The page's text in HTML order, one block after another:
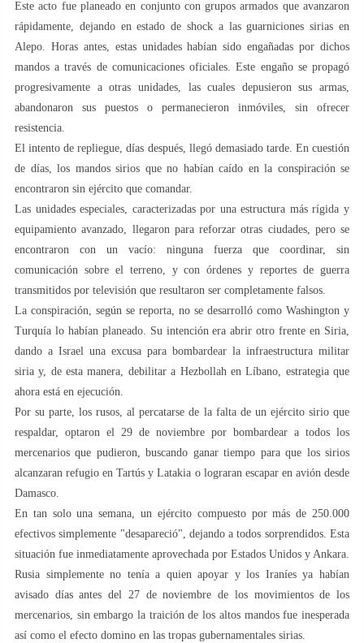
Este acto fue planeado en conjunto con grupos armados que avanzaron
rápidamente, dejando en estado de shock a las guarniciones sirias en
Alepo. Horas antes, estas unidades habían sido engañadas por dichos
mandos a través de comunicaciones oficiales. Este engaño se propagó
progresivamente a otras unidades, las cuales depusieron sus armas,
abandonaron sus puestos o permanecieron inmóviles, sin ofrecer
resistencia.
El intento de repliegue, días después, llegó demasiado tarde. En cuestión
de días, los mandos sirios que no habían caído en la conspiración se
encontraron sin ejército que comandar.
Las unidades especiales, caracterizadas por una estructura más rígida y
equipamiento avanzado, llegaron para reforzar otras ciudades, pero se
encontraron con un vacío: ninguna fuerza que coordinar, sin
comunicación sobre el terreno, y con órdenes y reportes de guerra
transmitidos por televisión que resultaron ser completamente falsos.
La conspiración, según se reporta, no se desarrolló como Washington y
Turquía lo habían planeado. Su intención era abrir otro frente en Siria,
dando a Israel una excusa para bombardear la infraestructura militar
siria y, de esta manera, debilitar a Hezbollah en Líbano, estrategia que
ahora está en ejecución.
Por su parte, los rusos, al percatarse de la falta de un ejército sirio que
respaldar, optaron el 29 de noviembre por bombardear a todos los
mercenarios que pudieron, buscando ganar tiempo para que los sirios
alcanzaran refugio en Tartús y Latakia o lograran escapar en avión desde
Damasco.
En tan solo una semana, un ejército compuesto por más de 250.000
efectivos simplemente "desapareció", dejando a todos sorprendidos. Esta
situación fue inmediatamente aprovechada por Estados Unidos y Ankara.
Rusia simplemente no tenía a quien apoyar y los Iraníes ya habían
avisado días antes del 27 de noviembre de los movimientos de los
mercenarios, sin embargo la traición de los altos mandos fue inesperada
así como el efecto domino en las tropas gubernamentales sirias.